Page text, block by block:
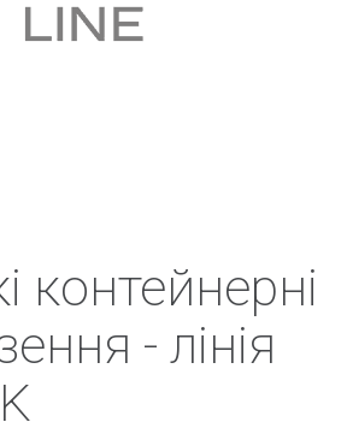
контейнерні
- лінія